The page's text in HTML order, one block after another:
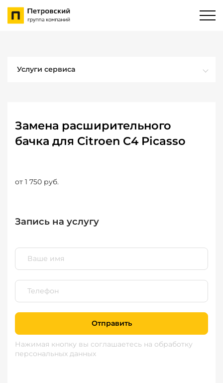
Услуги сервиса
Замена расширительного
бачка для Citroen C4 Picasso
от 1 750 руб.
Запись на услугу
Отправить
Нажимая кнопку вы соглашаетесь на обработку
персональных данных